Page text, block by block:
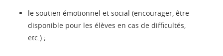
le soutien émotionnel et social (encourager, être
disponible pour les élèves en cas de difficultés,
etc.) ;